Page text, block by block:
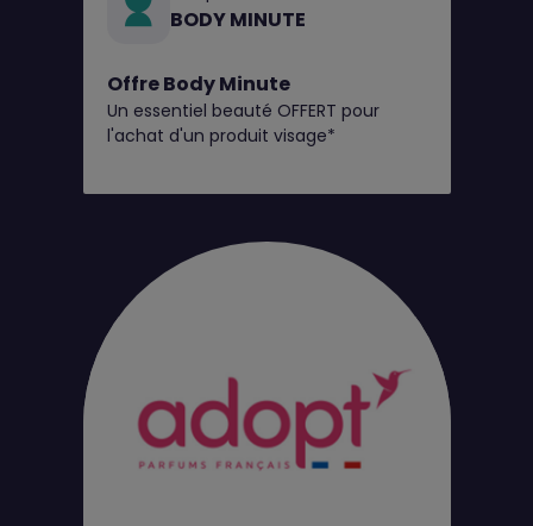
BODY MINUTE
Offre Body Minute
Un essentiel beauté OFFERT pour
l'achat d'un produit visage*